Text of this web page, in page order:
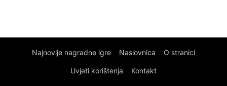
Najnovije nagradne igre Naslovnica O stranici
Uvjeti korištenja Kontakt